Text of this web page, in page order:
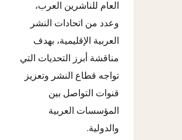
العام للناشرين العرب،
وعدد من اتحادات النشر
العربية الإقليمية، بهدف
مناقشة أبرز التحديات التي
تواجه قطاع النشر وتعزيز
قنوات التواصل بين
المؤسسات العربية
والدولية.